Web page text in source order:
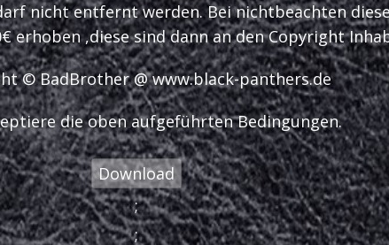
nicht entfernt werden. Bei nichtbeachten
erhoben ,diese sind dann an den Copyright
© BadBrother @ www.black-panthers.de
die oben aufgeführten Bedingungen.
;
;